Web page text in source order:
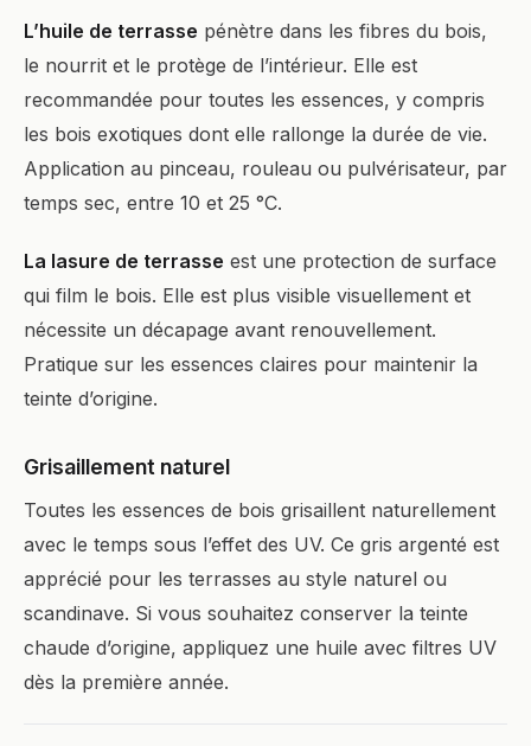
L’huile de terrasse pénètre dans les fibres du bois,
le nourrit et le protège de l’intérieur. Elle est
recommandée pour toutes les essences, y compris
les bois exotiques dont elle rallonge la durée de vie.
Application au pinceau, rouleau ou pulvérisateur, par
temps sec, entre 10 et 25 °C.
La lasure de terrasse est une protection de surface
qui film le bois. Elle est plus visible visuellement et
nécessite un décapage avant renouvellement.
Pratique sur les essences claires pour maintenir la
teinte d’origine.
Grisaillement naturel
Toutes les essences de bois grisaillent naturellement
avec le temps sous l’effet des UV. Ce gris argenté est
apprécié pour les terrasses au style naturel ou
scandinave. Si vous souhaitez conserver la teinte
chaude d’origine, appliquez une huile avec filtres UV
dès la première année.